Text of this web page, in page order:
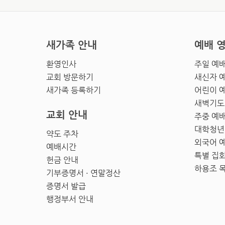
새가족 안내
환영인사
교회 방문하기
새가족 등록하기
예배
주일 예
새신자
어린이
새벽기
주중 예
대학청
외국어
특별 집
하용조
교회 안내
약도 주차
예배시간
헌금 안내
기부증명서 · 연말정산
증명서 발급
행정부서 안내